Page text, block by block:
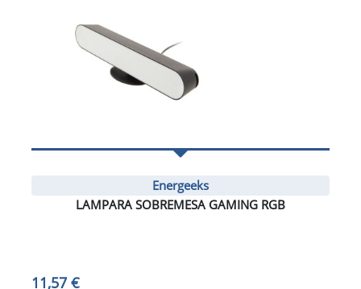
Energeeks
LAMPARA SOBREMESA GAMING RGB
11,57 €